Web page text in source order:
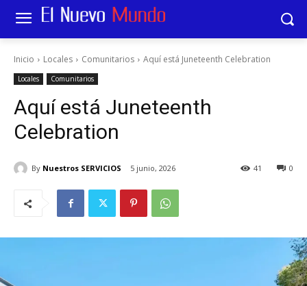
Inicio Locales Comunitarios Aquí está Juneteenth Celebration
Locales Comunitarios
Aquí está Juneteenth
Celebration
By Nuestros SERVICIOS 5 junio, 2026 0
41